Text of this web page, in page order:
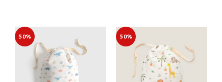
50% 50%